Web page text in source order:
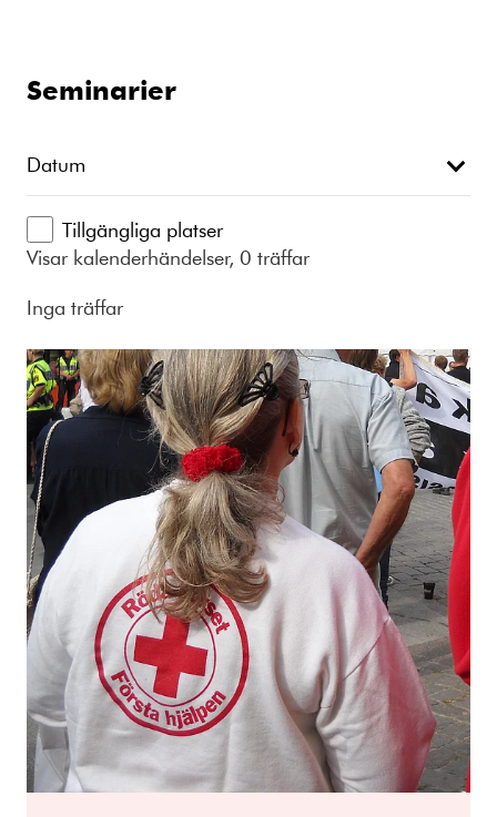
Seminarier
Datum
Visar kalenderhändelser, 0 träffar
Tillgängliga platser
Inga träffar